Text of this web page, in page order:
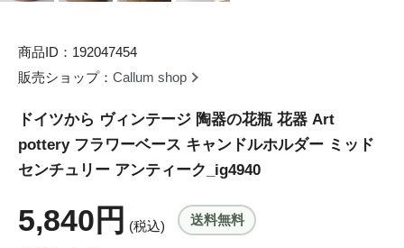
商品ID：192047454
販売ショップ： Callum shop
ドイツから ヴィンテージ 陶器の花瓶 花器 Art
pottery フラワーベース キャンドルホルダー ミッド
センチュリー アンティーク_ig4940
5,840円 (税込) 送料無料